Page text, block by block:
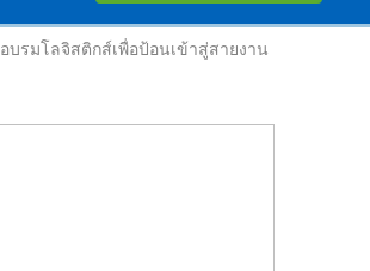
อบรมโลจิสติกส์เพื่อป้อนเข้าสู่สายงาน